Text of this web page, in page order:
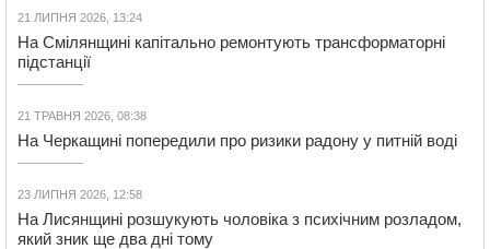
21 ЛИПНЯ 2026, 13:24
На Смілянщині капітально ремонтують трансформаторні
підстанції
21 ТРАВНЯ 2026, 08:38
На Черкащині попередили про ризики радону у питній воді
23 ЛИПНЯ 2026, 12:58
На Лисянщині розшукують чоловіка з психічним розладом,
який зник ще два дні тому